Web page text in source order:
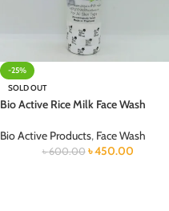
-25%
SOLD OUT
Bio Active Rice Milk Face Wash
Bio Active Products, Face Wash
৳600.00 ৳450.00